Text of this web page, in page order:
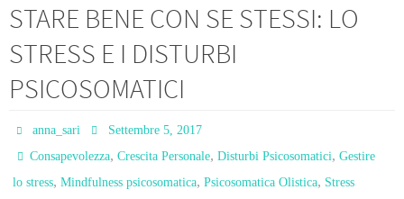
STARE BENE CON SE STESSI: LO
STRESS E I DISTURBI
PSICOSOMATICI
anna_sari
Settembre 5, 2017
Consapevolezza,Crescita Personale,Disturbi Psicosomatici,Gestire
lo stress, Mindfulness psicosomatica, Psicosomatica Olistica, Stress